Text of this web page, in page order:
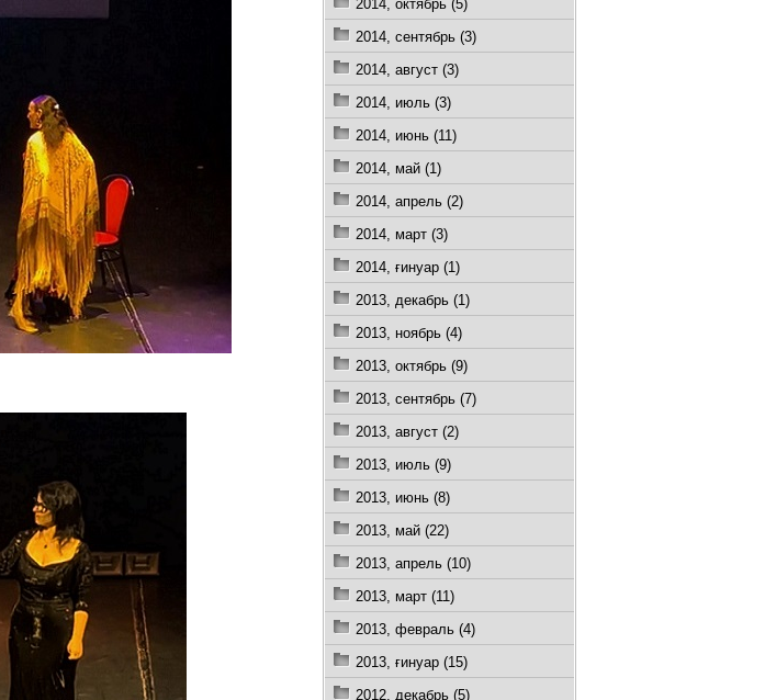
2014, октябрь (5)
2014, сентябрь (3)
2014, август (3)
2014, июль (3)
2014, июнь (11)
2014, май (1)
2014, апрель (2)
2014, март (3)
2014, ғинуар (1)
2013, декабрь (1)
2013, ноябрь (4)
2013, октябрь (9)
2013, сентябрь (7)
2013, август (2)
2013, июль (9)
2013, июнь (8)
2013, май (22)
2013, апрель (10)
2013, март (11)
2013, февраль (4)
2013, ғинуар (15)
2012, декабрь (5)